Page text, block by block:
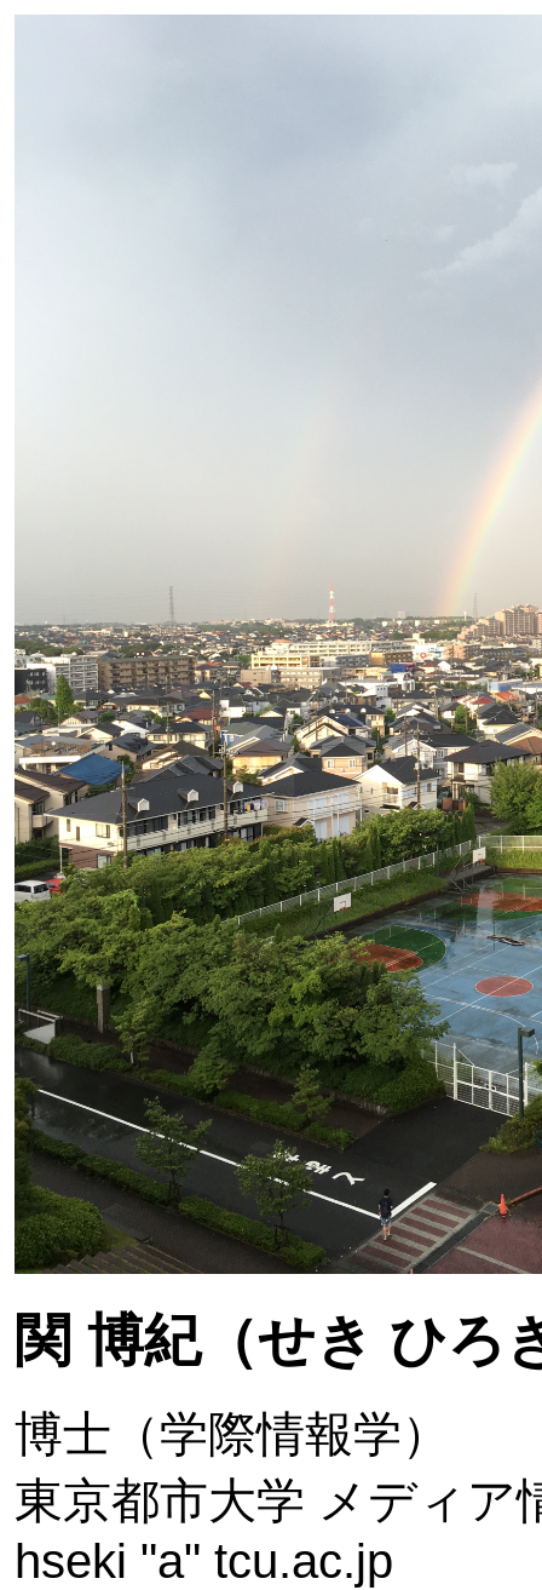
関 博紀（せき ひろ
博士（学際情報学）
東京都市大学 メディア
hseki "a" tcu.ac.jp